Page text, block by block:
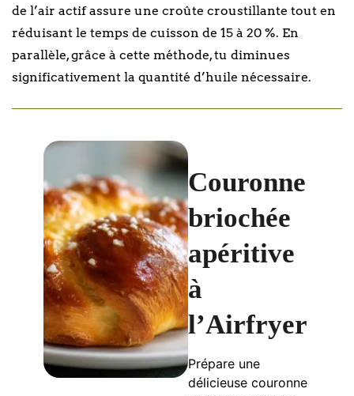
de l’air actif assure une croûte croustillante tout en
réduisant le temps de cuisson de 15 à 20 %. En
parallèle, grâce à cette méthode, tu diminues
significativement la quantité d’huile nécessaire.
Couronne
briochée
apéritive
à
l’Airfryer
Prépare une
délicieuse couronne